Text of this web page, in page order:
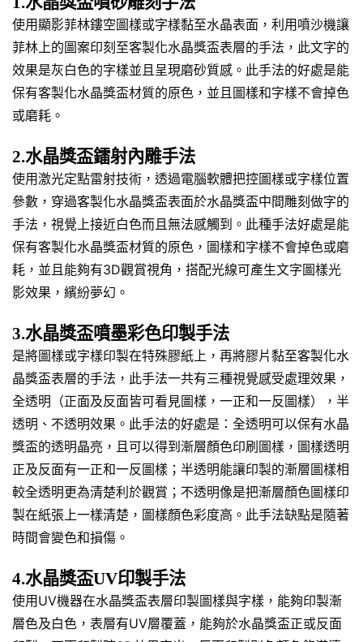
使用顯影菲林鏤空圖樣或字樣黏至水晶表面，利用噴沙機讓
菲林上的圖案印刻至客製化水晶獎盃表層的手法，此文字的
效果是灰白色的字樣並且呈現磨砂質感。此手法的好處是能
保有客製化水晶獎盃材質的原色，並且圖樣和字樣不會掉色
或磨耗。
2.水晶獎盃鐳射內雕手法
使用激光定點雷射技術，透過電腦軟體把控圖樣或字樣位置
參數，穿過客製化水晶獎盃表面於水晶獎盃中間雕刻做字的
手法，視覺上接近白色而且無法感觸到。此種手法好處是能
保有客製化水晶獎盃材質的原色，圖樣和字樣不會掉色或磨
耗，並且能夠有3D觀賞視角，搭配光線可產生文字圖樣光
影效果，繽紛夢幻。
3.水晶獎盃噴墨彩色印製手法
是將圖樣或字樣印製在特殊膠紙上，再將膠片黏至客製化水
晶獎盃表層的手法，此手法一共有三種視覺感受處理效果，
全透明（正面及反面皆可看見圖樣，一正和一反圖樣），半
透明、不透明效果。此手法的好處是：全透明可以保有水晶
獎盃的透明晶亮，且可以得到漸層顏色印刷圖樣，圖樣透明
正及反面有一正和一反圖樣；半透明能讓印製的漸層圖樣相
較全透明更為清楚利於觀賞；不透明像是把漸層顏色圖樣印
製在紙張上一樣清楚，圖樣顏色彩度高。此手法缺點是隨著
時間會變色和損傷。
4.水晶獎盃UV印製手法
使用UV機器在水晶獎盃表層印製圖樣與字樣，能夠印製漸
層色及白色，表層有UV層覆蓋，能夠於水晶獎盃正或反面